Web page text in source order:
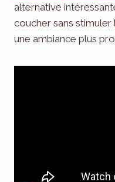
alternative
coucher sans stimuler
une ambiance plus